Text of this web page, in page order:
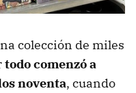
colección de miles
todo comenzó a
noventa, cuando